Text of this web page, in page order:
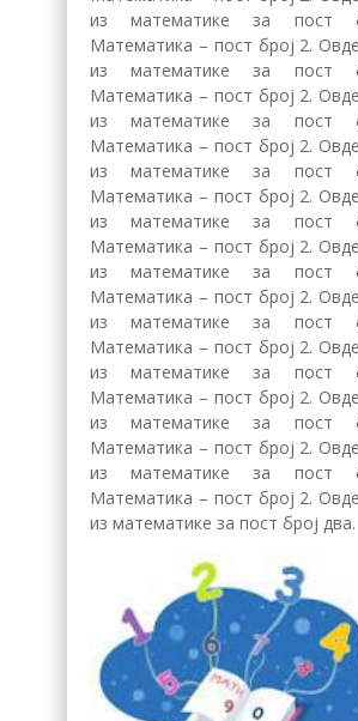
из математике за пост
Математика – пост број 2.
из математике за пост
Математика – пост број 2.
из математике за пост
Математика – пост број 2.
из математике за пост
Математика – пост број 2.
из математике за пост
Математика – пост број 2.
из математике за пост
Математика – пост број 2.
из математике за пост
Математика – пост број 2.
из математике за пост
Математика – пост број 2.
из математике за пост
Математика – пост број 2.
из математике за пост
Математика – пост број 2.
из математике за пост број два.